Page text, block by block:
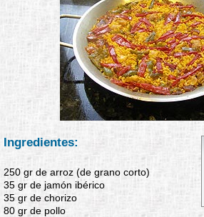
Ingredientes:
250 gr de arroz (de grano corto)
35 gr de jamón ibérico
35 gr de chorizo
80 gr de pollo